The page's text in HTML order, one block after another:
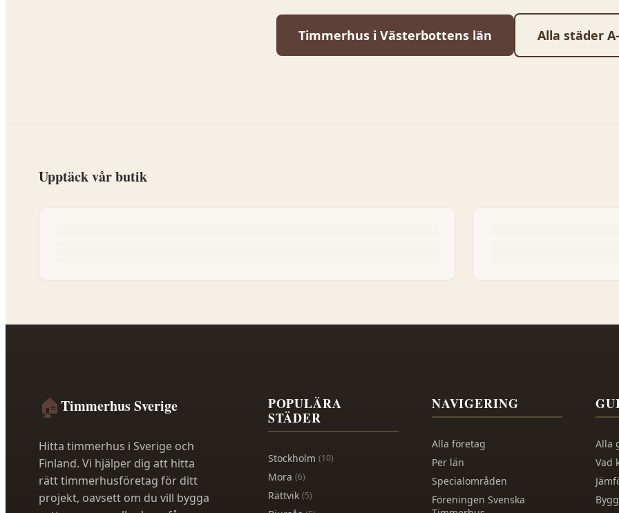
Timmerhus i Västerbottens län Alla städer
Upptäck vår butik
🏠Timmerhus Sverige
Hitta timmerhus i Sverige och
Finland. Vi hjälper dig att hitta
rätt timmerhusföretag för ditt
projekt, oavsett om du vill bygga
POPULÄRA
STÄDER
Stockholm (10)
Mora (6)
Rättvik (5)
NAVIGERING
Alla företag
Per län
Specialområden
Föreningen Svenska
Alla
Vad